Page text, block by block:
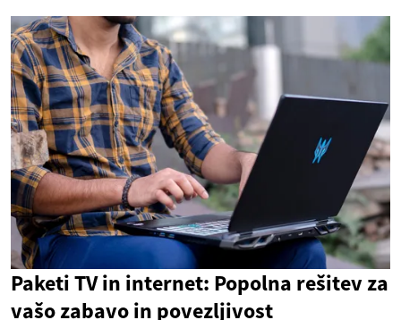
Paketi TV in internet: Popolna rešitev za
vašo zabavo in povezljivost